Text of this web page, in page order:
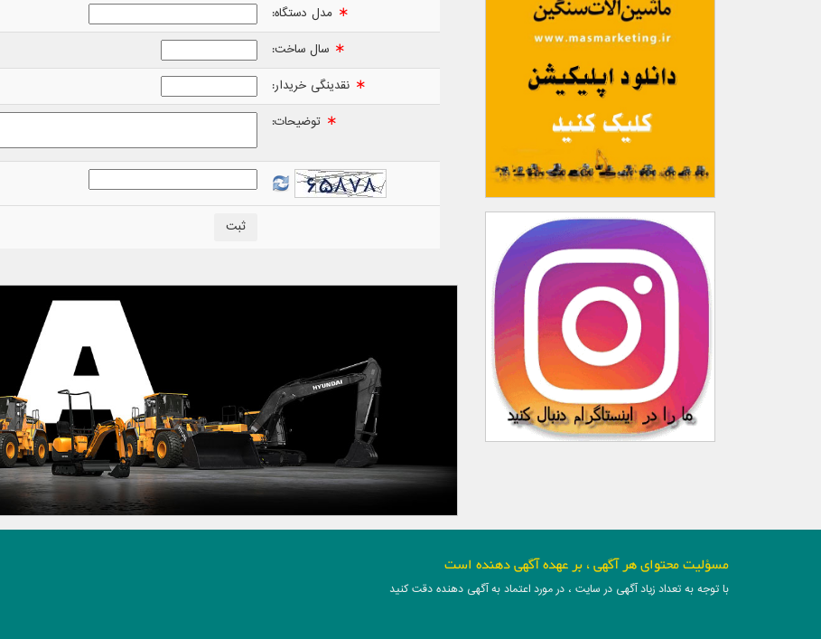
∗ مدل دستگاه:
∗ سال ساخت:
∗ نقدینگی خریدار:
∗ توضیحات:
مسؤلیت محتوای هر آگهی ، بر عهده آگهی دهنده است
با توجه به تعداد زیاد آگهی در سایت ، در مورد اعتماد به آگهی دهنده دقت کنید